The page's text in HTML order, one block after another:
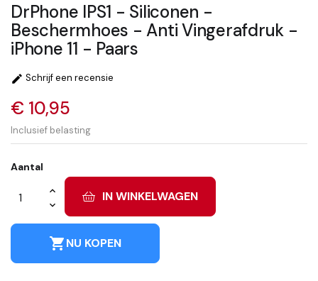
DrPhone IPS1 - Siliconen -
Beschermhoes - Anti Vingerafdruk -
iPhone 11 - Paars
 Schrijf een recensie
€ 10,95
Inclusief belasting
Aantal
IN WINKELWAGEN
shopping_cartNU KOPEN